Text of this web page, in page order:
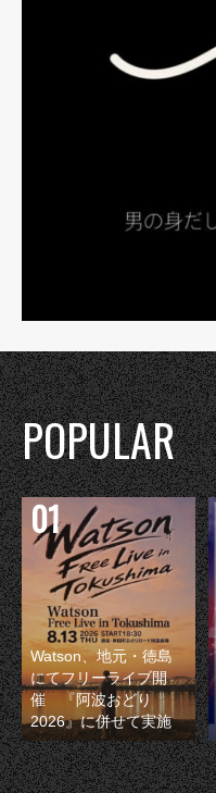
POPULAR
Watson、地元・徳島
にてフリーライブ開
催 『阿波おどり
2026』に併せて実施